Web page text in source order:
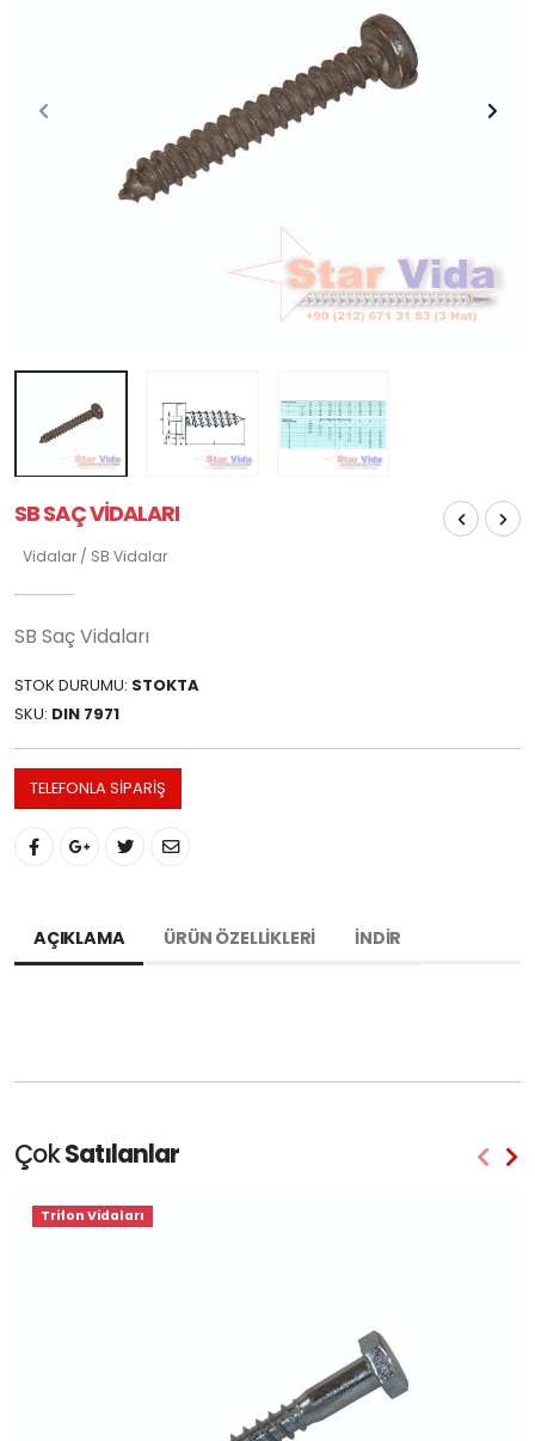
SB SAÇ VIDALARI
Vidalar / SB Vidalar
SB Saç Vidaları
STOK DURUMU: STOKTA
SKU: DIN 7971
TELEFONLA SIPARIŞ
AÇIKLAMA ÜRÜN ÖZELLIKLERI İNDIR
ÇokSatılanlar
Trifon Vidaları